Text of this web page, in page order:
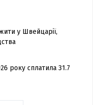
у Швейцарії,
року сплатила 31.7